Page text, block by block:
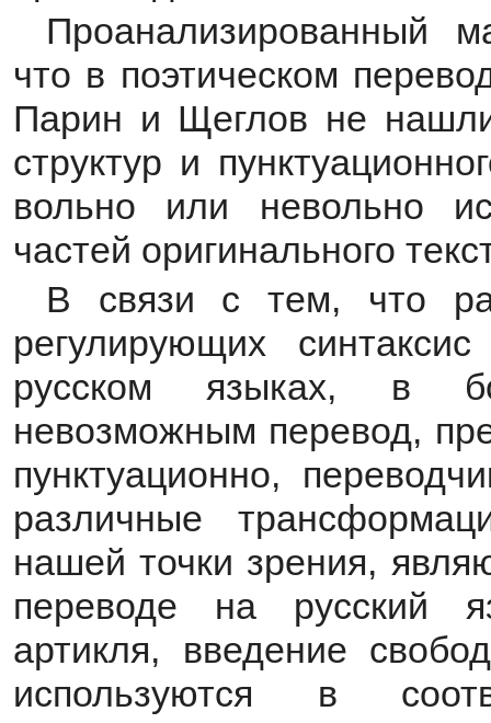
Проанализированный
что в поэтическом
Парин и Щеглов не нашли
структур и
вольно или невольно
частей оригинального
В связи с тем, что
регулирующих
русском языках, в
невозможным перевод,
пунктуационно,
различные
нашей точки зрения,
переводе на русский
артикля, введение
используются в